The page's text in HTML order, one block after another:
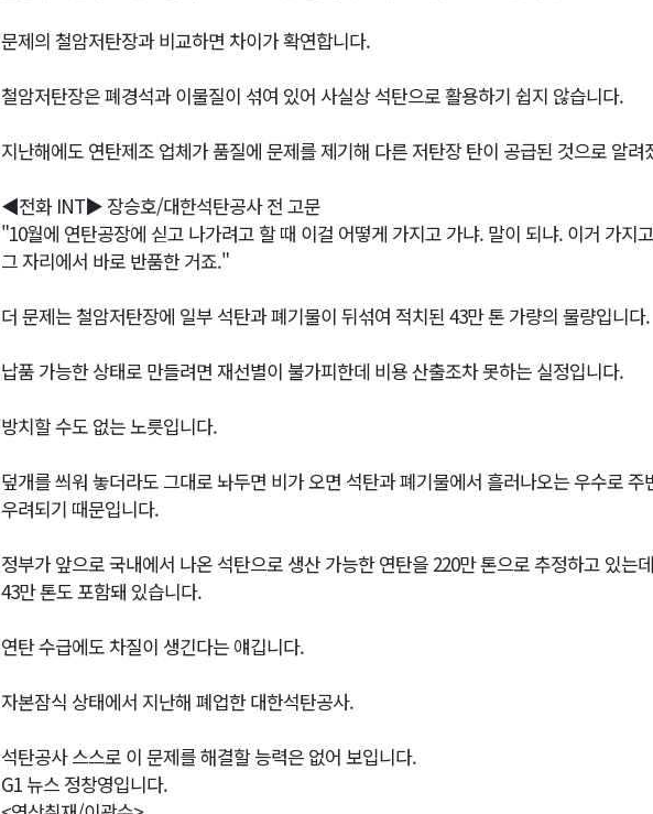
문제의 철암저탄장과 비교하면 차이가 확연합니다.
철암저탄장은 폐경석과 이물질이 섞여 있어 사실상 석탄으로 활용하기 쉽지 않습니다.
지난해에도 연탄제조 업체가 품질에 문제를 제기해 다른 저탄장 탄이 공급된 것으로 알려
◀전화 INT▶ 장승호/대한석탄공사 전 고문
"10월에 연탄공장에 싣고 나가려고 할 때 이걸 어떻게 가지고 가냐. 말이 되냐. 이거 가지
그 자리에서 바로 반품한 거죠."
더 문제는 철암저탄장에 일부 석탄과 폐기물이 뒤섞여 적치된 43만 톤 가량의 물량입니다.
납품 가능한 상태로 만들려면 재선별이 불가피한데 비용 산출조차 못하는 실정입니다.
방치할 수도 없는 노릇입니다.
덮개를 씌워 놓더라도 그대로 놔두면 비가 오면 석탄과 폐기물에서 흘러나오는 우수로 주
우려되기 때문입니다.
정부가 앞으로 국내에서 나온 석탄으로 생산 가능한 연탄을 220만 톤으로 추정하고 있는
43만 톤도 포함돼 있습니다.
연탄 수급에도 차질이 생긴다는 얘깁니다.
자본잠식 상태에서 지난해 폐업한 대한석탄공사.
석탄공사 스스로 이 문제를 해결할 능력은 없어 보입니다.
G1 뉴스 정창영입니다.